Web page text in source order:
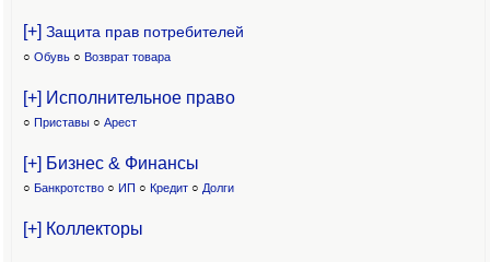
[+] Защита прав потребителей
○ Обувь ○ Возврат товара
[+] Исполнительное право
○ Приставы ○ Арест
[+] Бизнес & Финансы
○ Банкротство ○ ИП ○ Кредит ○ Долги
[+] Коллекторы